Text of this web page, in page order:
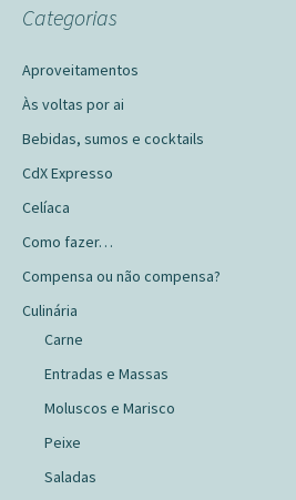
Categorias
Aproveitamentos
Às voltas por ai
Bebidas, sumos e cocktails
CdX Expresso
Celíaca
Como fazer…
Compensa ou não compensa?
Culinária
Carne
Entradas e Massas
Moluscos e Marisco
Peixe
Saladas